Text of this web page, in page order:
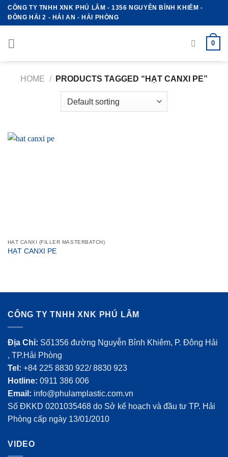
SkipCÔNG TY TNHH XNK PHÚ LÂM - 1356 NGUYỄN BỈNH KHIÊM -
ĐÔNG HẢI 2 - HẢI AN - HẢI PHÒNG
0
HOME / PRODUCTS TAGGED “HẠT CANXI PE”
HẠT CANXI (FILLER MASTERBATCH)
HẠT CANXI PE
CÔNG TY TNHH XNK PHÚ LÂM
Địa Chỉ: Số1356 đường Nguyễn Bỉnh Khiêm, P. Đông Hải
, TP.Hải Phòng
Tel: +84 225 8830 922/ 8830 923
Hotline: 0911 386 006
Email: info@phulamplastic.com.vn
Số ĐKKD 0201035468 do Sở kế hoạch và đầu tư TP. Hải
Phòng cấp ngày 13/01/2010
VIDEO